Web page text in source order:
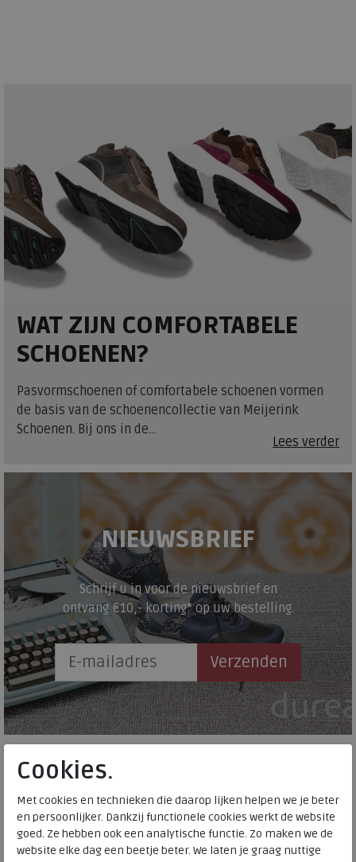
WAT ZIJN COMFORTABELE
SCHOENEN?
Pasvormschoenen of comfortabele schoenen vormen
de basis van de schoenencollectie van Meijerink
Schoenen. Bij ons in de...
Lees verder
NIEUWSBRIEF
Schrijf u in voor de nieuwsbrief en
ontvang €10,- korting* op uw bestelling.
Verzenden
ONZE MERKEN
Damesschoenen
Birkenstock
Cookies.
Met cookies en technieken die daarop lijken helpen we je beter
en persoonlijker. Dankzij functionele cookies werkt de website
goed. Ze hebben ook een analytische functie. Zo maken we de
website elke dag een beetje beter. We laten je graag nuttige